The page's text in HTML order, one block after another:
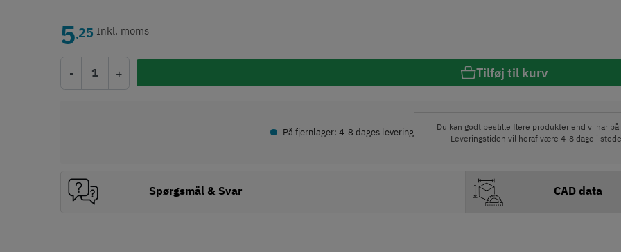
5,25 Inkl. moms
- + Tilføj til kurv
• På fjernlager: 4-8 dages levering
Du kan godt bestille flere produkter end vi har på
Leveringstiden vil heraf være 4-8 dage i
Spørgsmål & Svar CAD data